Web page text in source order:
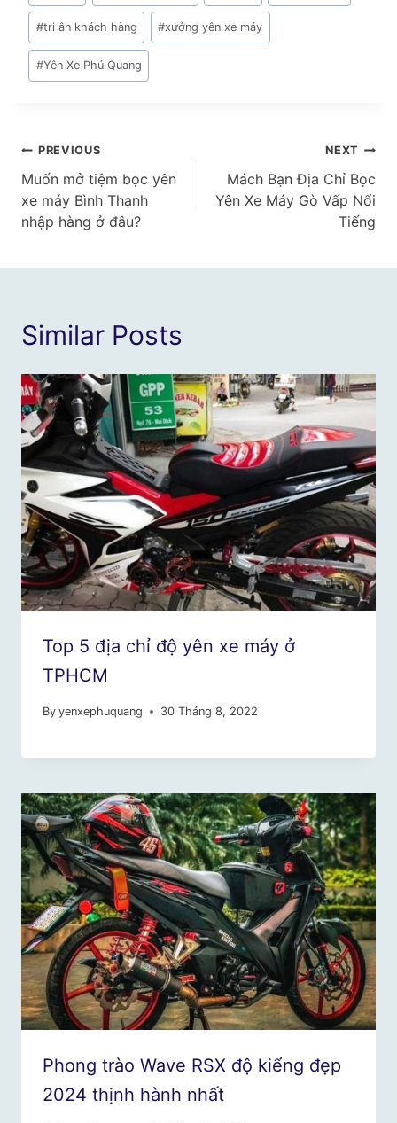
#tri ân khách hàng #xưởng yên xe máy
#Yên Xe Phú Quang
Điều
hướng
bài
viết
PREVIOUS
Muốn mở tiệm bọc yên
xe máy Bình Thạnh
nhập hàng ở đâu?
NEXT
Mách Bạn Địa Chỉ Bọc
Yên Xe Máy Gò Vấp Nổi
Tiếng
Similar Posts
Top 5 địa chỉ độ yên xe máy ở
TPHCM
By yenxephuquang 30 Tháng 8, 2022
Phong trào Wave RSX độ kiểng đẹp
2024 thịnh hành nhất